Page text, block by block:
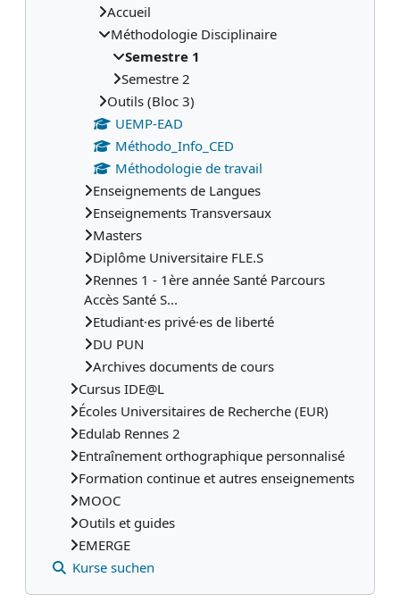
Accueil
Méthodologie Disciplinaire
Semestre 1
Semestre 2
Outils (Bloc 3)
UEMP-EAD
Méthodo_Info_CED
Méthodologie de travail
Enseignements de Langues
Enseignements Transversaux
Masters
Diplôme Universitaire FLE.S
Rennes 1 - 1ère année Santé Parcours
Accès Santé S...
Etudiant·es privé·es de liberté
DU PUN
Archives documents de cours
Cursus IDE@L
Écoles Universitaires de Recherche (EUR)
Edulab Rennes 2
Entraînement orthographique personnalisé
Formation continue et autres enseignements
MOOC
Outils et guides
EMERGE
Kurse suchen